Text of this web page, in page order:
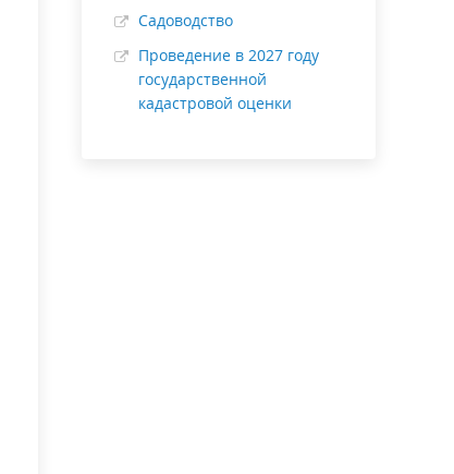
Садоводство
Проведение в 2027 году
государственной
кадастровой оценки